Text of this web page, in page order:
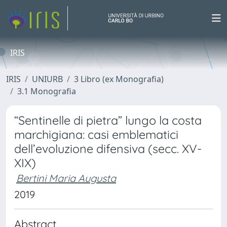
IRIS
IRIS UNIURB
3 Libro (ex Monografia)
3.1 Monografia
“Sentinelle di pietra” lungo la costa
marchigiana: casi emblematici
dell’evoluzione difensiva (secc. XV-
XIX)
Bertini Maria Augusta
2019
Abstract